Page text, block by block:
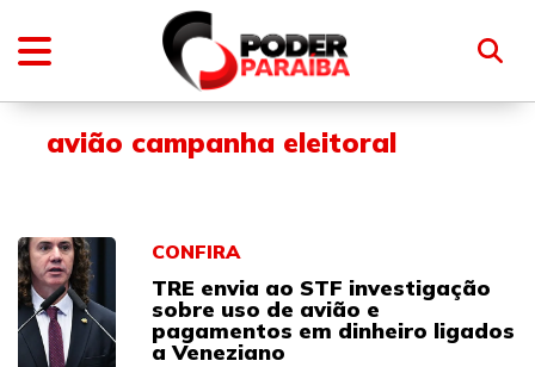
avião campanha eleitoral
CONFIRA
TRE envia ao STF investigação
sobre uso de avião e
pagamentos em dinheiro ligados
a Veneziano